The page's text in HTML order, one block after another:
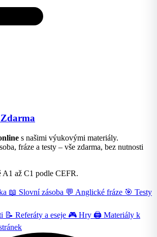
s našimi výukovými materiály.
fráze a testy – vše zdarma, bez nutnosti
až C1 podle CEFR.
📖 Slovní zásoba 💬 Anglické fráze 🎯 Testy
📝 Referáty a eseje 🎮 Hry 🖨️ Materiály k